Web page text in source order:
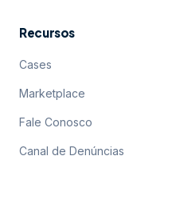
Recursos
Cases
Marketplace
Fale Conosco
Canal de Denúncias